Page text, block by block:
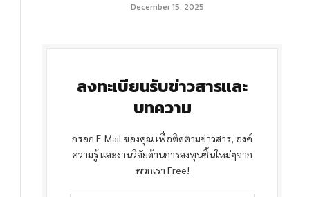
December 15, 2025
ลงทะเบียนรับข่าวสารและ
บทความ
กรอก E-Mail ของคุณ เพื่อติดตามข่าวสาร, องค์
ความรู้ และงานวิจัยด้านการลงทุนชิ้นใหม่ๆจาก
พวกเรา Free!